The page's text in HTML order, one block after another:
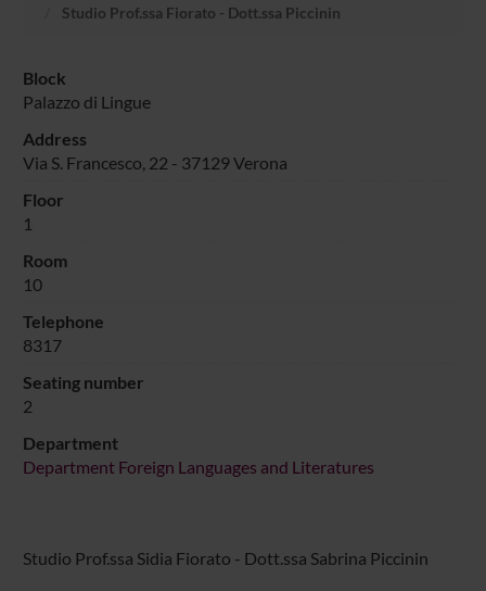
Studio Prof.ssa Fiorato - Dott.ssa Piccinin
Block
Palazzo di Lingue
Address
Via S. Francesco, 22 - 37129 Verona
Floor
1
Room
10
Telephone
8317
Seating number
2
Department
Department Foreign Languages and Literatures
Studio Prof.ssa Sidia Fiorato - Dott.ssa Sabrina Piccinin